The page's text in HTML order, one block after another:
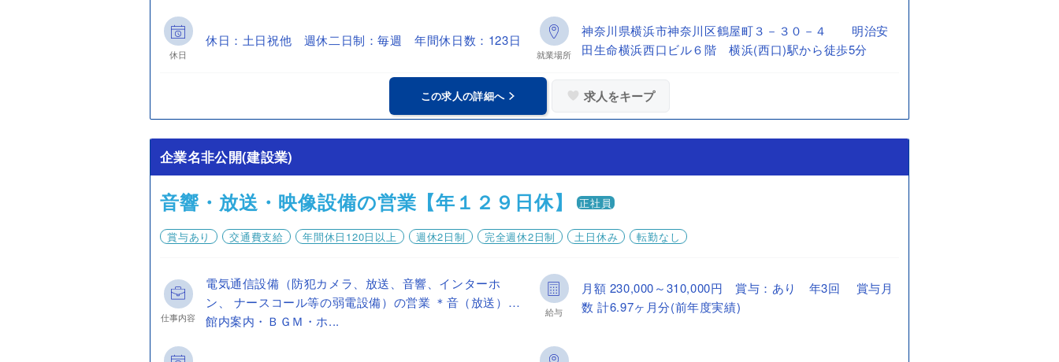
休日
休日：土日祝他 週休二日制：毎週 年間休日数：123日
就業場所
神奈川県横浜市神奈川区鶴屋町３－３０－４ 明治安
田生命横浜西口ビル６階 横浜(西口)駅から徒歩5分
この求人の詳細へ 求人をキープ
企業名非公開(建設業)
音響・放送・映像設備の営業【年１２９日休】 正社員
賞与あり 交通費支給 年間休日120日以上 週休2日制 完全週休2日制 土日休み 転勤なし
仕事内容
電気通信設備（防犯カメラ、放送、音響、インターホ
ン、 ナースコール等の弱電設備）の営業 ＊音（放送）…
館内案内・ＢＧＭ・ホ...
給与
月額 230,000～310,000円 賞与：あり 年3回 賞与月
数 計6.97ヶ月分(前年度実績)